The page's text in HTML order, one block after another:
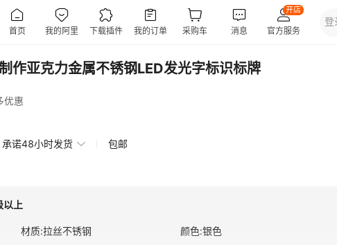
作亚克力金属不锈钢LED发光字标识标牌
优惠
承诺48小时发货 包邮
上
材质:拉丝不锈钢 颜色:银色